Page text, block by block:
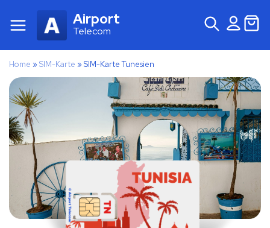
Airport
Telecom
Home »SIM-Karte »SIM-Karte Tunesien